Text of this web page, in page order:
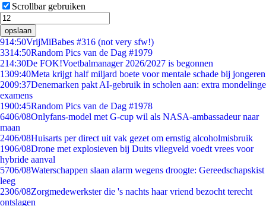
Scrollbar gebruiken
opslaan
914:50VrijMiBabes #316 (not very sfw!)
3314:50Random Pics van de Dag #1979
214:30De FOK!Voetbalmanager 2026/2027 is begonnen
1309:40Meta krijgt half miljard boete voor mentale schade bij jongeren
2009:37Denemarken pakt AI-gebruik in scholen aan: extra mondelinge
examens
1900:45Random Pics van de Dag #1978
6406/08Onlyfans-model met G-cup wil als NASA-ambassadeur naar
maan
2406/08Huisarts per direct uit vak gezet om ernstig alcoholmisbruik
1906/08Drone met explosieven bij Duits vliegveld voedt vrees voor
hybride aanval
5706/08Waterschappen slaan alarm wegens droogte: Gereedschapskist
leeg
2306/08Zorgmedewerkster die 's nachts haar vriend bezocht terecht
ontslagen